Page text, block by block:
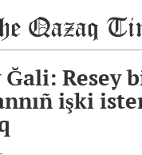
Resey
işki